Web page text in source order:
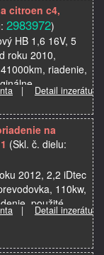
citroen c4,
2983972)
HB 1,6 16V, 5
roku 2010,
riadenie,
| Detail inzerátu
na
(Skl. č. dielu:
2012, 2,2 iDtec
110kw,
použité
autovrakoviska
| Detail inzerátu